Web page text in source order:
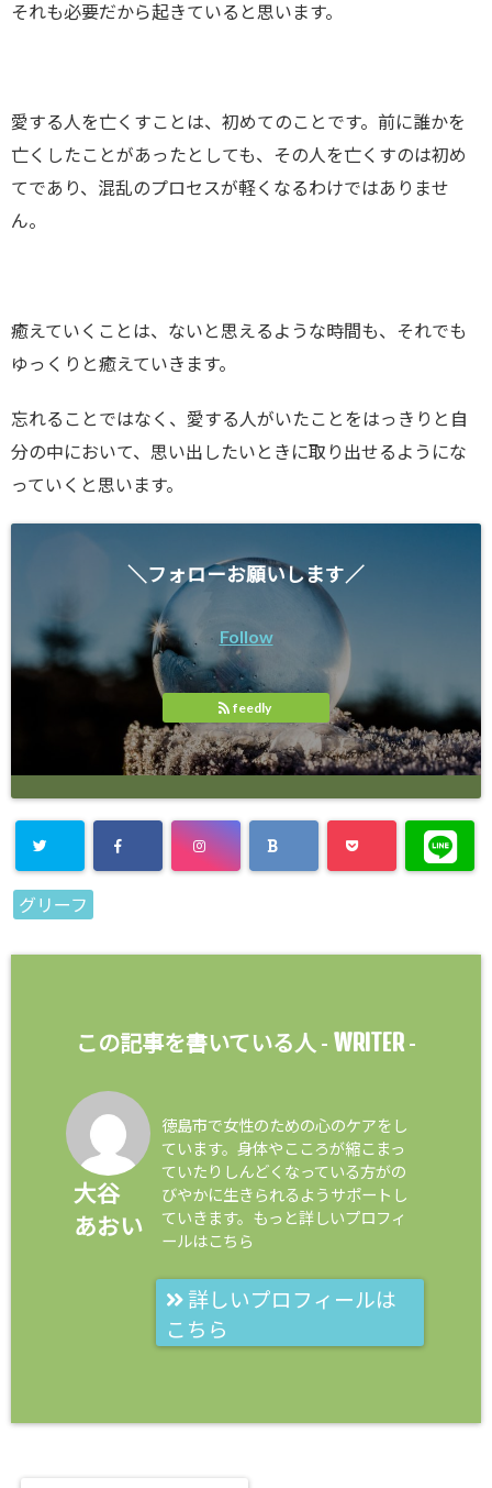
それも必要だから起きていると思います。
愛する人を亡くすことは、初めてのことです。前に誰かを
亡くしたことがあったとしても、その人を亡くすのは初め
てであり、混乱のプロセスが軽くなるわけではありませ
ん。
癒えていくことは、ないと思えるような時間も、それでも
ゆっくりと癒えていきます。
忘れることではなく、愛する人がいたことをはっきりと自
分の中において、思い出したいときに取り出せるようにな
っていくと思います。
＼フォローお願いします／
Follow
feedly
グリーフ
この記事を書いている人 - WRITER -
大谷
あおい
徳島市で女性のための心のケアをし
ています。身体やこころが縮こまっ
ていたりしんどくなっている方がの
びやかに生きられるようサポートし
ていきます。もっと詳しいプロフィ
ールはこちら
詳しいプロフィールは
こちら